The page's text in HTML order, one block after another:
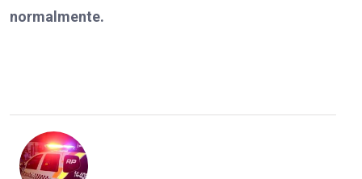
normalmente.